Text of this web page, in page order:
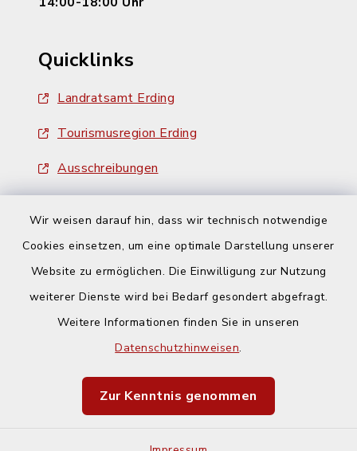
Wir weisen darauf hin, dass wir technisch notwendige
Cookies einsetzen, um eine optimale Darstellung unserer
Website zu ermöglichen. Die Einwilligung zur Nutzung
weiterer Dienste wird bei Bedarf gesondert abgefragt.
Weitere Informationen finden Sie in unseren
Datenschutzhinweisen.
Zur Kenntnis genommen
Quicklinks
Landratsamt Erding
Tourismusregion Erding
Ausschreibungen
Barrierefreiheit
Impressum